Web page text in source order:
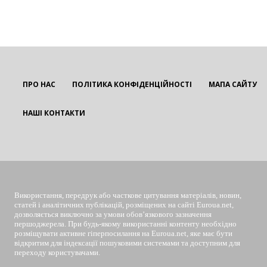
ПРО НАС ПОЛІТИКА КОНФІДЕНЦІЙНОСТІ МАПА САЙТУ
НАШІ КОНТАКТИ
Використання, передрук або часткове цитування матеріалів, новин,
статей і аналітичних публікацій, розміщених на сайті Euroua.net,
дозволяється виключно за умови обов’язкового зазначення
першоджерела. При будь-якому використанні контенту необхідно
розміщувати активне гіперпосилання на Euroua.net, яке має бути
відкритим для індексації пошуковими системами та доступним для
переходу користувачами.